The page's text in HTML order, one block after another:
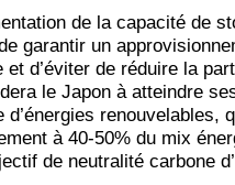
de la capacité de
garantir un
et d’éviter de réduire la
le Japon à atteindre
d’énergies renouvelables,
à 40-50% du mix
de neutralité carbone